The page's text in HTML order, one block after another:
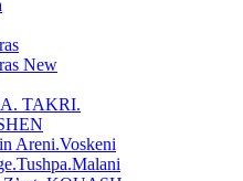
New
TAKRI.
Areni.Voskeni